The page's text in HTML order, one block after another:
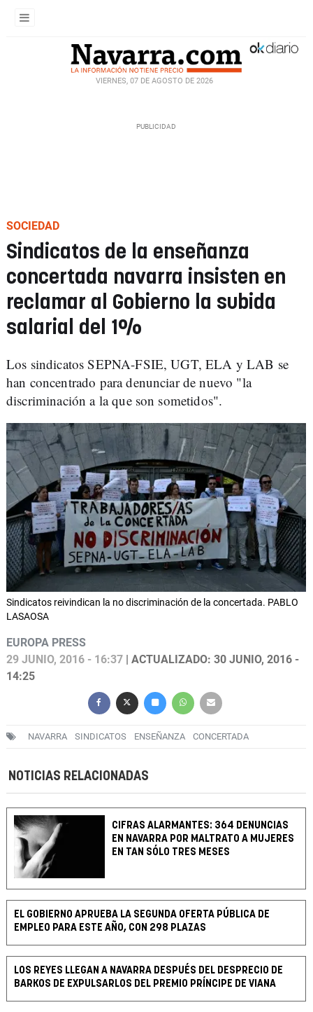
VIERNES, 07 DE AGOSTO DE 2026
SOCIEDAD
Sindicatos de la enseñanza
concertada navarra insisten en
reclamar al Gobierno la subida
salarial del 1%
Los sindicatos SEPNA-FSIE, UGT, ELA y LAB se
han concentrado para denunciar de nuevo "la
discriminación a la que son sometidos".
Sindicatos reivindican la no discriminación de la concertada. PABLO
LASAOSA
EUROPA PRESS
29 JUNIO, 2016 - 16:37 | ACTUALIZADO: 30 JUNIO, 2016 -
14:25
NAVARRA SINDICATOS ENSEÑANZA CONCERTADA
NOTICIAS RELACIONADAS
CIFRAS ALARMANTES: 364 DENUNCIAS
EN NAVARRA POR MALTRATO A MUJERES
EN TAN SÓLO TRES MESES
EL GOBIERNO APRUEBA LA SEGUNDA OFERTA PÚBLICA DE
EMPLEO PARA ESTE AÑO, CON 298 PLAZAS
LOS REYES LLEGAN A NAVARRA DESPUÉS DEL DESPRECIO DE
BARKOS DE EXPULSARLOS DEL PREMIO PRÍNCIPE DE VIANA